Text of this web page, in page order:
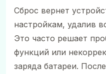
Сброс вернет
настройкам, удалив
Это часто решает
функций или
заряда батареи.